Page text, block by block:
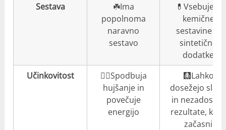
Sestava
☘️Ima
popolnoma
naravno
sestavo
💊Vsebujejo
kemične
sestavine in
sintetične
dodatke
Učinkovitost
👍🏼Spodbuja
hujšanje in
povečuje
energijo
🩻Lahko
dosežejo
in nezadostne
rezultate, ki so
začasni